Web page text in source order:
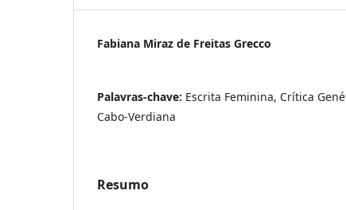
Fabiana Miraz de Freitas Grecco
Palavras-chave: Escrita Feminina, Crítica
Cabo-Verdiana
Resumo